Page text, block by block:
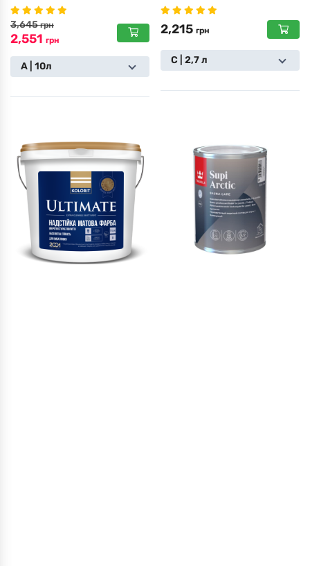
2,551 грн
3,645 грн
A | 10л
2,215 грн
С | 2,7 л